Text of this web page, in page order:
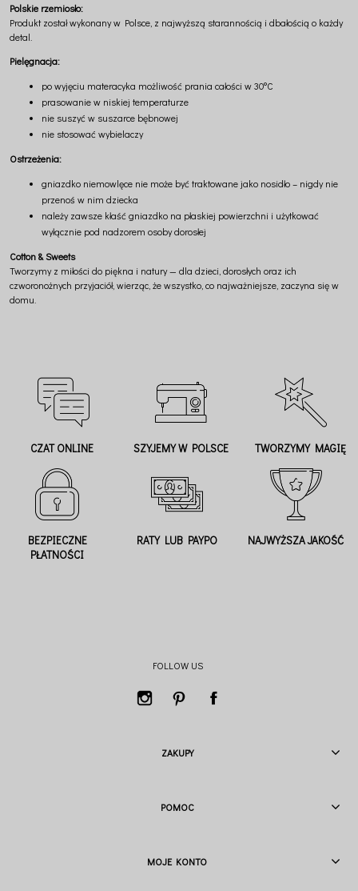
Polskie rzemiosło:
Produkt został wykonany w Polsce, z najwyższą starannością i dbałością o każdy
detal.
Pielęgnacja:
po wyjęciu materacyka możliwość prania całości w 30°C
prasowanie w niskiej temperaturze
nie suszyć w suszarce bębnowej
nie stosować wybielaczy
Ostrzeżenia:
gniazdko niemowlęce nie może być traktowane jako nosidło – nigdy nie
przenoś w nim dziecka
należy zawsze kłaść gniazdko na płaskiej powierzchni i użytkować
wyłącznie pod nadzorem osoby dorosłej
Cotton & Sweets
Tworzymy z miłości do piękna i natury — dla dzieci, dorosłych oraz ich
czworonożnych przyjaciół, wierząc, że wszystko, co najważniejsze, zaczyna się w
domu.
CZAT ONLINE SZYJEMY W POLSCE TWORZYMY MAGIĘ
BEZPIECZNE
PŁATNOŚCI
RATY LUB PAYPO NAJWYŻSZA JAKOŚĆ
FOLLOW US
ZAKUPY
POMOC
MOJE KONTO